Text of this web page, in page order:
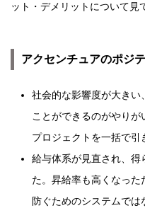
ット・デメリットについて見
アクセンチュアのポジ
社会的な影響度が大きい
ことができるのがやり
プロジェクトを一括で引
給与体系が見直され、得
た。昇給率も高くなっ
防ぐためのシステムでは